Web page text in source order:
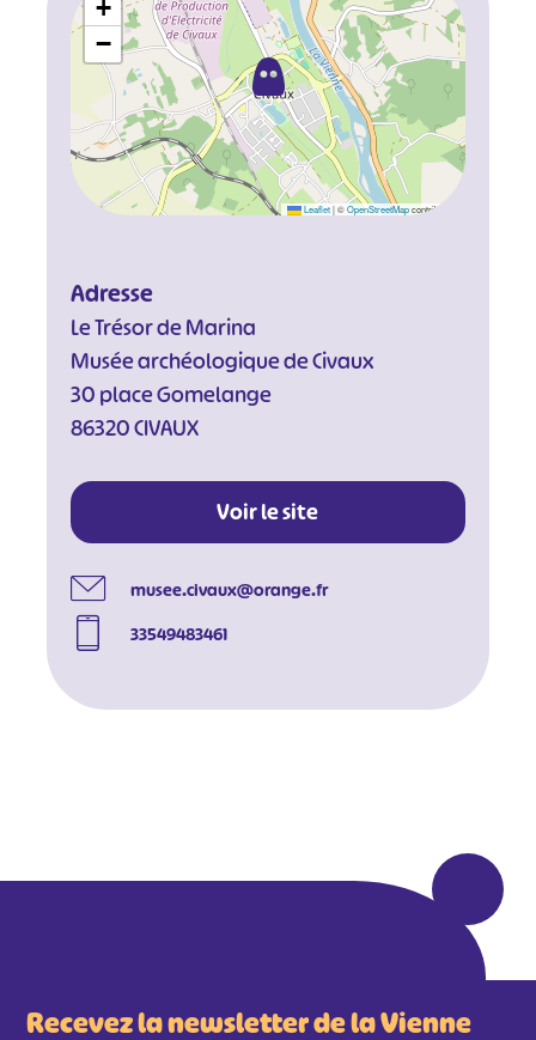
+
−
Leaflet |©OpenStreetMapcontributors
Adresse
Le Trésor de Marina
Musée archéologique de Civaux
30 place Gomelange
86320 CIVAUX
Voir le site
musee.civaux@orange.fr
33549483461
Recevez la newsletter de la Vienne
#